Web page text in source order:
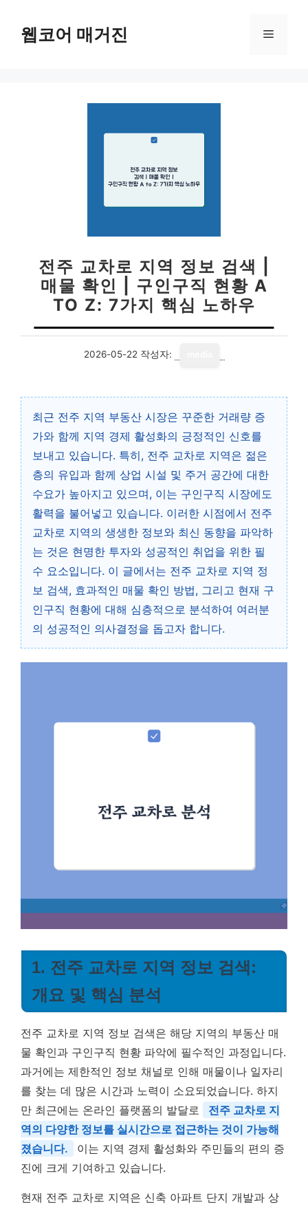
웹코어 매거진 메
전주 교차로 지역 정보 검색 |
매물 확인 | 구인구직 현황 A
TO Z: 7가지 핵심 노하우
2026-05-22 작성자:
최근 전주 지역 부동산 시장은 꾸준한 거래량 증
가와 함께 지역 경제 활성화의 긍정적인 신호를
보내고 있습니다. 특히, 전주 교차로 지역은 젊은
층의 유입과 함께 상업 시설 및 주거 공간에 대한
수요가 높아지고 있으며, 이는 구인구직 시장에도
활력을 불어넣고 있습니다. 이러한 시점에서 전주
교차로 지역의 생생한 정보와 최신 동향을 파악하
는 것은 현명한 투자와 성공적인 취업을 위한 필
수 요소입니다. 이 글에서는 전주 교차로 지역 정
보 검색, 효과적인 매물 확인 방법, 그리고 현재 구
인구직 현황에 대해 심층적으로 분석하여 여러분
의 성공적인 의사결정을 돕고자 합니다.
1. 전주 교차로 지역 정보 검색:
개요 및 핵심 분석
전주 교차로 지역 정보 검색은 해당 지역의 부동산 매
물 확인과 구인구직 현황 파악에 필수적인 과정입니다.
과거에는 제한적인 정보 채널로 인해 매물이나 일자리
를 찾는 데 많은 시간과 노력이 소요되었습니다. 하지
만 최근에는 온라인 플랫폼의 발달로
전주 교차로 지
역의 다양한 정보를 실시간으로 접근하는 것이 가능해
졌습니다.
이는 지역 경제 활성화와 주민들의 편의 증
진에 크게 기여하고 있습니다.
현재 전주 교차로 지역은 신축 아파트 단지 개발과 상